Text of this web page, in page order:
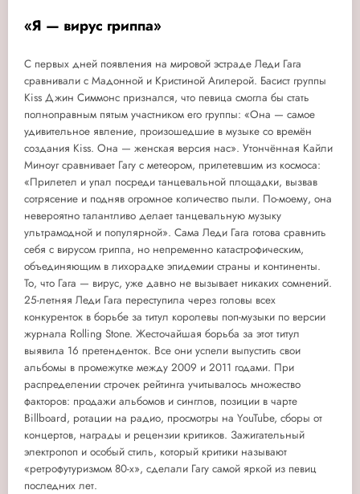
«Я — вирус гриппа»
С первых дней появления на мировой эстраде Леди Гага
сравнивали с Мадонной и Кристиной Агилерой. Басист группы
Kiss Джин Симмонс признался, что певица смогла бы стать
полноправным пятым участником его группы: «Она — самое
удивительное явление, произошедшие в музыке со времён
создания Kiss. Она — женская версия нас». Утончённая Кайли
Миноуг сравнивает Гагу с метеором, прилетевшим из космоса:
«Прилетел и упал посреди танцевальной площадки, вызвав
сотрясение и подняв огромное количество пыли. По-моему, она
невероятно талантливо делает танцевальную музыку
ультрамодной и популярной». Сама Леди Гага готова сравнить
себя с вирусом гриппа, но непременно катастрофическим,
объединяющим в лихорадке эпидемии страны и континенты.
То, что Гага — вирус, уже давно не вызывает никаких сомнений.
25-летняя Леди Гага переступила через головы всех
конкуренток в борьбе за титул королевы поп-музыки по версии
журнала Rolling Stone. Жесточайшая борьба за этот титул
выявила 16 претенденток. Все они успели выпустить свои
альбомы в промежутке между 2009 и 2011 годами. При
распределении строчек рейтинга учитывалось множество
факторов: продажи альбомов и синглов, позиции в чарте
Billboard, ротации на радио, просмотры на YouTube, сборы от
концертов, награды и рецензии критиков. Зажигательный
электропоп и особый стиль, который критики называют
«ретрофутуризмом 80-х», сделали Гагу самой яркой из певиц
последних лет.